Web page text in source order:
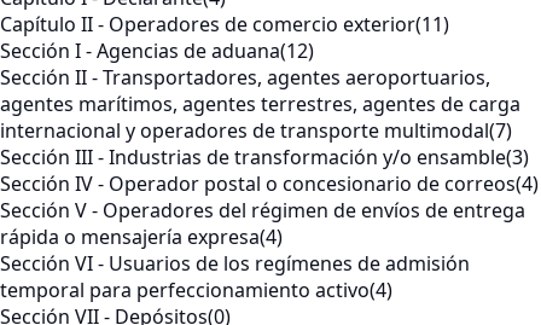
Capítulo II - Operadores de comercio exterior(11)
Sección I - Agencias de aduana(12)
Sección II - Transportadores, agentes aeroportuarios,
agentes marítimos, agentes terrestres, agentes de carga
internacional y operadores de transporte multimodal(7)
Sección III - Industrias de transformación y/o ensamble(3)
Sección IV - Operador postal o concesionario de correos(4)
Sección V - Operadores del régimen de envíos de entrega
rápida o mensajería expresa(4)
Sección VI - Usuarios de los regímenes de admisión
temporal para perfeccionamiento activo(4)
Sección VII - Depósitos(0)